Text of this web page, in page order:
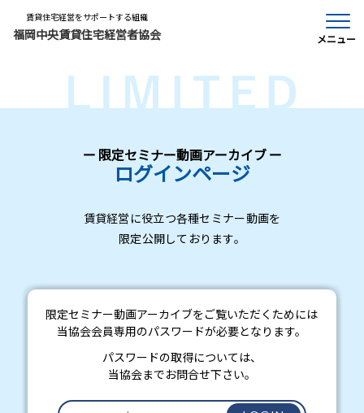
賃貸住宅経営をサポートする組織
福岡中央賃貸住宅経営者協会 メニュー
トップページ アーカイブ動画
ー 限定セミナー動画アーカイブ ー
ログインページ
賃貸経営に役立つ各種セミナー動画を
限定公開しております。
限定セミナー動画アーカイブをご覧いただくためには
当協会会員専用のパスワードが必要となります。
パスワードの取得については、
当協会までお問合せ下さい。